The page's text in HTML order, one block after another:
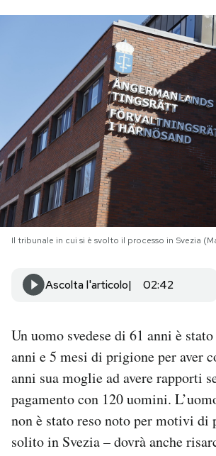
Sport
PODCAST
NEWSLETTER
I MIEI PREFERITI
SHOP
Area Personale
Newsletter
Notifiche mobile
Regala il Post
Hai bisogno di aiuto?
Esci
Il tribunale in cui si è svolto il processo in Svezia
Ascolta l'articolo 02:42
Un uomo svedese di 61 anni è stato
anni e 5 mesi di prigione per aver
anni sua moglie ad avere rapporti
pagamento con 120 uomini.
non è stato reso noto per motivi di
solito in Svezia – dovrà anche